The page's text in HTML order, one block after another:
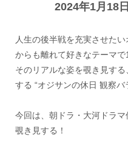
2024年1月18
人生の後半戦を充実させた
からも離れて好きなテーマで
そのリアルな姿を覗き見す
する “オジサンの休日 観察バ
今回は、朝ドラ・大河ドラ
覗き見する！